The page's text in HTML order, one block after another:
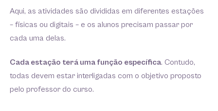
Aqui, as atividades são divididas em diferentes estações
– físicas ou digitais – e os alunos precisam passar por
cada uma delas.
Cada estação terá uma função específica. Contudo,
todas devem estar interligadas com o objetivo proposto
pelo professor do curso.